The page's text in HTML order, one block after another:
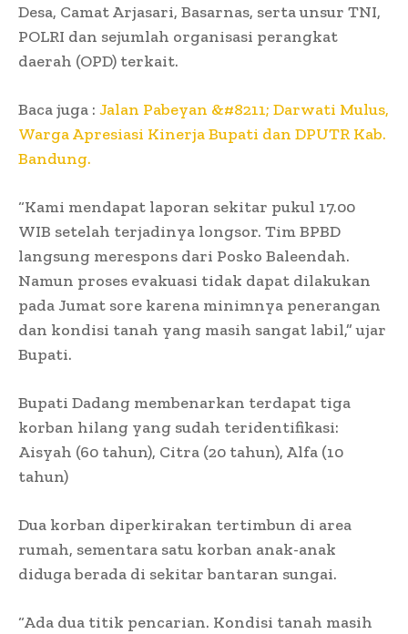
Desa, Camat Arjasari, Basarnas, serta unsur TNI,
POLRI dan sejumlah organisasi perangkat
daerah (OPD) terkait.
Baca juga : Jalan Pabeyan &#8211; Darwati Mulus,
Warga Apresiasi Kinerja Bupati dan DPUTR Kab.
Bandung.
“Kami mendapat laporan sekitar pukul 17.00
WIB setelah terjadinya longsor. Tim BPBD
langsung merespons dari Posko Baleendah.
Namun proses evakuasi tidak dapat dilakukan
pada Jumat sore karena minimnya penerangan
dan kondisi tanah yang masih sangat labil,” ujar
Bupati.
Bupati Dadang membenarkan terdapat tiga
korban hilang yang sudah teridentifikasi:
Aisyah (60 tahun), Citra (20 tahun), Alfa (10
tahun)
Dua korban diperkirakan tertimbun di area
rumah, sementara satu korban anak-anak
diduga berada di sekitar bantaran sungai.
“Ada dua titik pencarian. Kondisi tanah masih